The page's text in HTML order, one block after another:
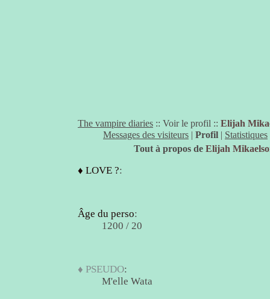
The vampire diaries :: Voir le profil :: Elijah
Messages des visiteurs | Profil | Statistiques
Tout à propos de Elijah
♦ LOVE ?:
Âge du perso:
1200 / 20
♦ PSEUDO:
M'elle Wata